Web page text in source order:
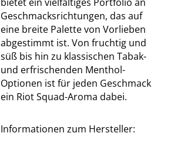
Geschmacksrichtungen, das auf
eine breite Palette von Vorlieben
abgestimmt ist. Von fruchtig und
süß bis hin zu klassischen Tabak-
und erfrischenden Menthol-
Optionen ist für jeden Geschmack
ein Riot Squad-Aroma dabei.
Informationen zum Hersteller: